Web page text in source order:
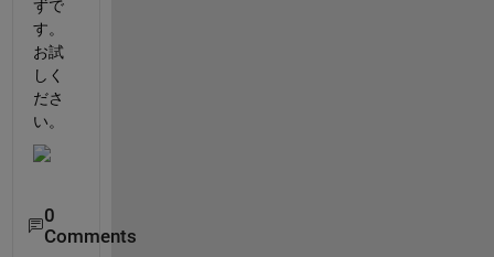
ずで
す。
お試
しく
ださ
い。
0
Comments